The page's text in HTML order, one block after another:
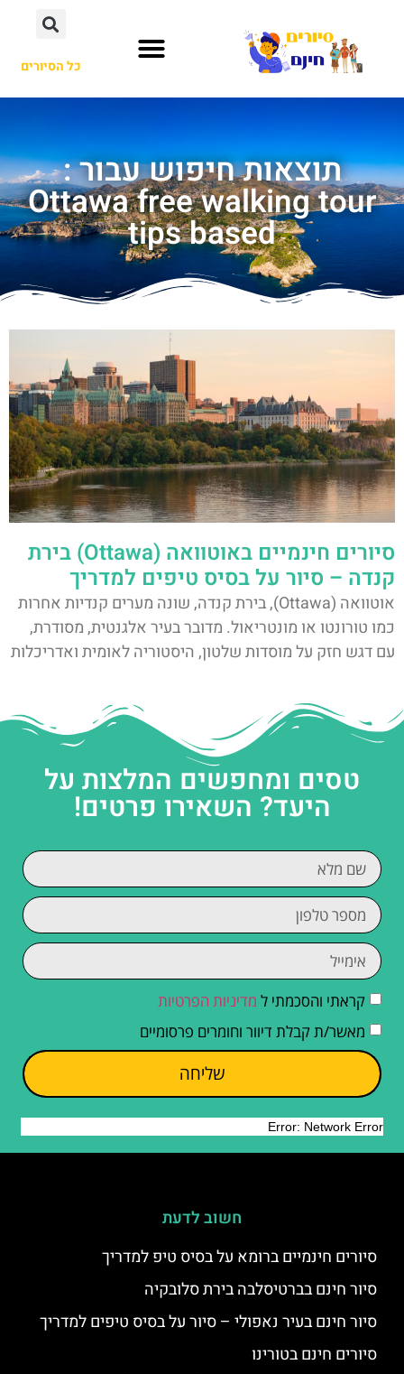
כל הסיורים
תוצאות חיפוש עבור :
Ottawa free walking tour
tips based
סיורים חינמיים באוטוואה (Ottawa) בירת
קנדה – סיור על בסיס טיפים למדריך
אוטוואה (Ottawa), בירת קנדה, שונה מערים קנדיות אחרות
כמו טורונטו או מונטריאול. מדובר בעיר אלגנטית, מסודרת,
עם דגש חזק על מוסדות שלטון, היסטוריה לאומית ואדריכלות
טסים ומחפשים המלצות על
היעד? השאירו פרטים!
קראתי והסכמתי ל מדיניות הפרטיות
מאשר/ת קבלת דיוור וחומרים פרסומיים
שליחה
חשוב לדעת
סיורים חינמיים ברומא על בסיס טיפ למדריך
סיור חינם בברטיסלבה בירת סלובקיה
סיור חינם בעיר נאפולי – סיור על בסיס טיפים למדריך
סיורים חינם בטורינו